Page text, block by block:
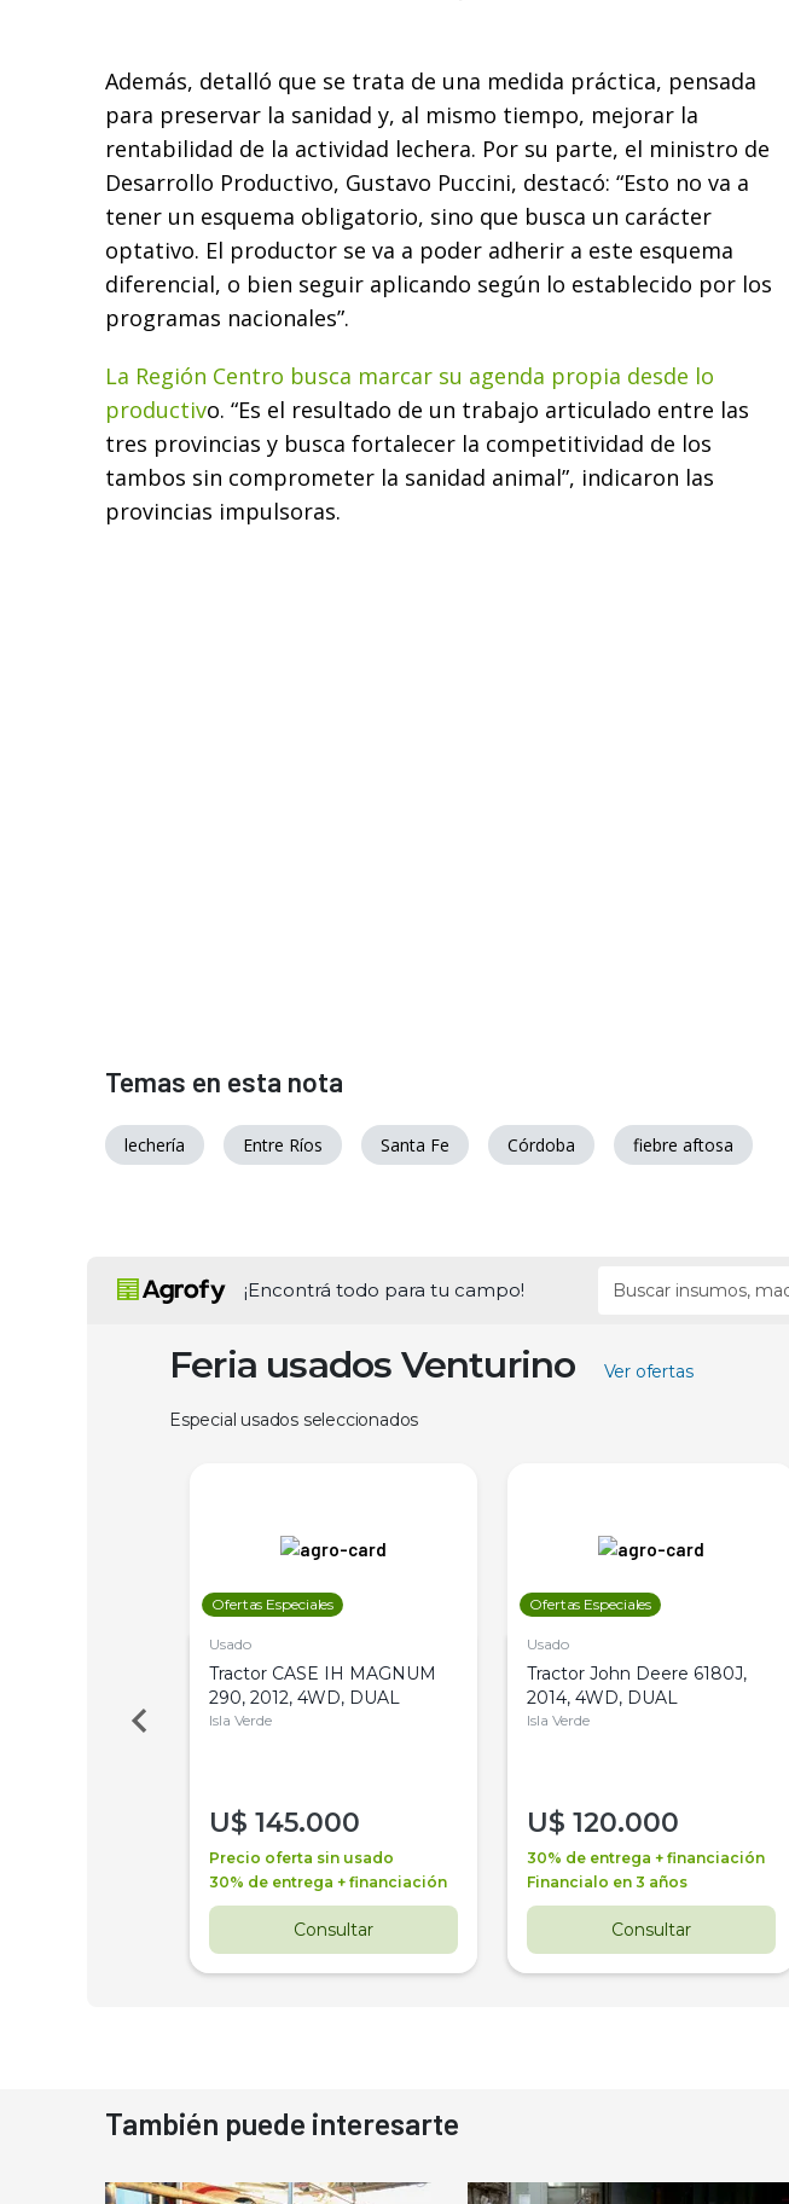
Además, detalló que se trata de una medida práctica, pensada
para preservar la sanidad y, al mismo tiempo, mejorar la
rentabilidad de la actividad lechera. Por su parte, el ministro de
Desarrollo Productivo, Gustavo Puccini, destacó: “Esto no va a
tener un esquema obligatorio, sino que busca un carácter
optativo. El productor se va a poder adherir a este esquema
diferencial, o bien seguir aplicando según lo establecido por los
programas nacionales”.
La Región Centro busca marcar su agenda propia desde lo
productivo. “Es el resultado de un trabajo articulado entre las
tres provincias y busca fortalecer la competitividad de los
tambos sin comprometer la sanidad animal”, indicaron las
provincias impulsoras.
Temas en esta nota
lechería Entre Ríos Santa Fe Córdoba fiebre aftosa
¡Encontrá todo para tu campo!
Feria usados Venturino Ver ofertas
Especial usados seleccionados
Ofertas Especiales
Usado
Tractor CASE IH MAGNUM
290, 2012, 4WD, DUAL
Isla Verde
U$ 145.000
Precio oferta sin usado
30% de entrega + financiación
Consultar
Ofertas Especiales
Usado
Tractor John Deere 6180J,
2014, 4WD, DUAL
Isla Verde
U$ 120.000
30% de entrega + financiación
Financialo en 3 años
Consultar
También puede interesarte